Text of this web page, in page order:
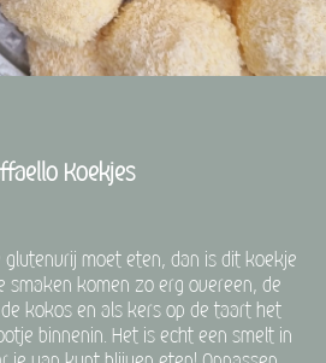
Koekjes
glutenvrij moet eten, dan is dit koekje
smaken komen zo erg overeen, de
kokos en als kers op de taart het
binnenin. Het is echt een smelt in